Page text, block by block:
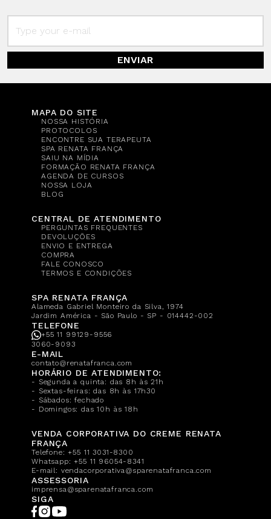
ENVIAR
MAPA DO SITE
NOSSA HISTÓRIA
PROTOCOLOS
ENCONTRE SUA TERAPEUTA
SPA RENATA FRANÇA
SAIU NA MÍDIA
FORMAÇÃO RENATA FRANÇA
AGENDA DE CURSOS
NOSSA LOJA
BLOG
CENTRAL DE ATENDIMENTO
PERGUNTAS FREQUENTES
DEVOLUÇÕES
ENVIO E ENTREGA
COMPRA
FALE CONOSCO
TERMOS E CONDIÇÕES
SPA RENATA FRANÇA
Alameda Gabriel Monteiro da Silva, 1974
Jardim América - São Paulo - SP - 014442-002
TELEFONE
+55 11 99129-9556
3060-9093
E-MAIL
contato@renatafranca.com
HORÁRIO DE ATENDIMENTO:
- Segunda a quinta: das 8h às 21h
- Sextas-feiras: das 8h às 17h30
- Sábados: fechado
- Domingos: das 10h às 18h
VENDA CORPORATIVA DO CREME RENATA
FRANÇA
Telefone:+55 11 3031-8300
Whatsapp:+55 11 96054-8341
E-mail: vendacorporativa@sparenatafranca.com
ASSESSORIA
imprensa@sparenatafranca.com
SIGA